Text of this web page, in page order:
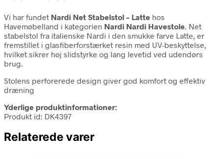
Vi har fundet Nardi Net Stabelstol – Latte hos
Havemøbelland i kategorien Nardi Nardi Havestole. Net
stabelstol fra italienske Nardi i den smukke farve Latte, er
fremstillet i glasfiberforstærket resin med UV-beskyttelse,
hvilket sikrer høj slidstyrke og lang levetid ved udendørs
brug.
Stolens perforerede design giver god komfort og effektiv
dræning
Yderlige produktinformationer:
Produkt id: DK4397
Relaterede varer